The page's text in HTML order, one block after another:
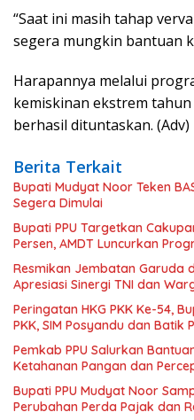
“Saat ini masih tahap
segera mungkin bantuan
Harapannya melalui
kemiskinan ekstrem tahun
berhasil dituntaskan. (Adv)
Berita Terkait
Bupati Mudyat Noor Teken
Segera Dimulai
Bupati PPU Targetkan
Persen, AMDT Luncurkan
Resmikan Jembatan Garuda
Apresiasi Sinergi TNI dan
Peringatan HKG PKK Ke-54,
PKK, SIM Posyandu dan Batik
Pemkab PPU Salurkan
Ketahanan Pangan dan
Bupati PPU Mudyat Noor
Perubahan Perda Pajak dan